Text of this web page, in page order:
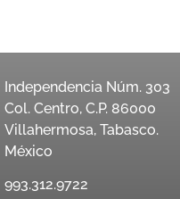
Independencia Núm. 303
Col. Centro, C.P. 86000
Villahermosa, Tabasco.
México
993.312.9722